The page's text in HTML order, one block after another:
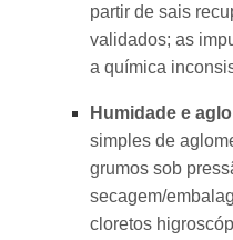
partir de sais
validados; as
a química
Humidade e
simples de
grumos sob
secagem/
cloretos